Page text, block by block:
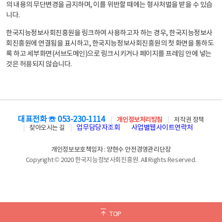
의 내용의 무단변경을 금지하며, 이를 위반할 때에는 형사처벌을 받을 수 있습
니다.
한국지능정보사회진흥원을 링크하여 사용하고자 하는 경우, 한국지능정보사
회진흥원에 연결됨을 표시하고, 한국지능정보사회진흥원의 첫 화면을 통하도
록 하고 세부화면(서브도메인)으로 링크시키거나 페이지를 프레임 안에 넣는
것은 허용되지 않습니다.
TOP
대표전화 ☏ 053-230-1114 개인정보처리방침
저작권 정책
찾아오시는 길
업무담당자조회 사업별웹사이트연락처
개인정보보호책임자 : 양현수 안전경영관리단장
Copyright © 2020 한국지능정보사회진흥원. All Rights Reserved.